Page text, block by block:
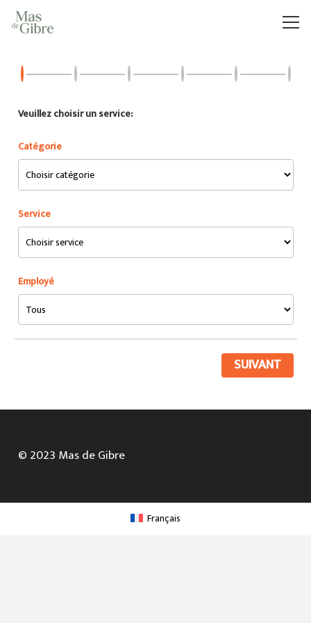
Veuillez choisir un service:
Catégorie
Service
Employé
SUIVANT
© 2023 Mas de Gibre
Français